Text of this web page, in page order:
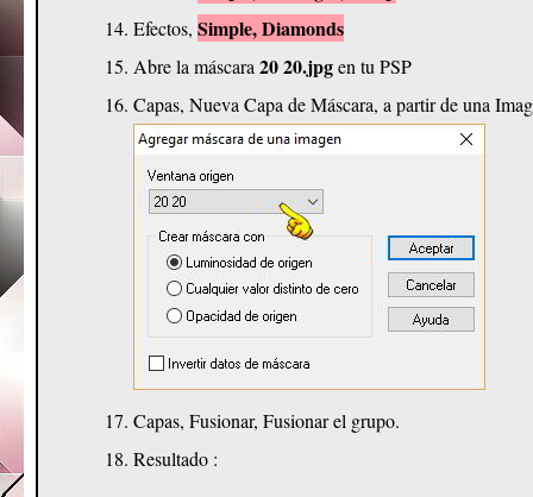
Efectos, Simple, Diamonds
Abre la máscara 20 20.jpgen tu PSP
Capas, Nueva Capa de Máscara, a partir de una
Capas, Fusionar, Fusionar el grupo.
Resultado :